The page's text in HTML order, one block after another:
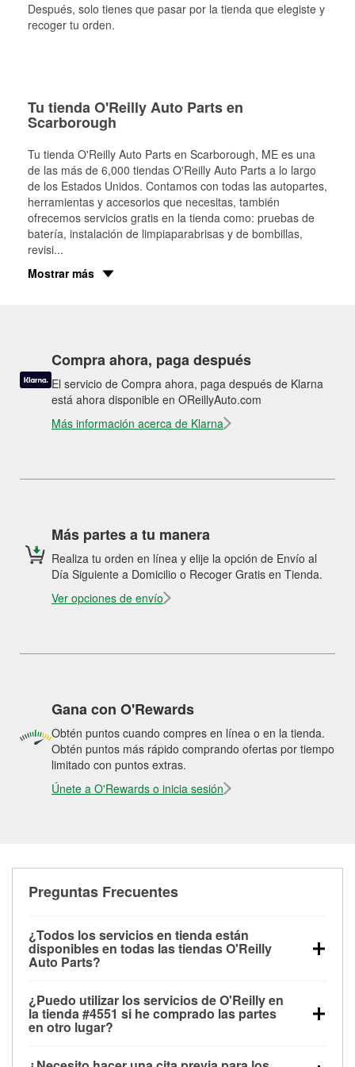
Después, solo tienes que pasar por la tienda que elegiste y
recoger tu orden.
Tu tienda O'Reilly Auto Parts en
Scarborough
Tu tienda O'Reilly Auto Parts en Scarborough, ME es una
de las más de 6,000 tiendas O'Reilly Auto Parts a lo largo
de los Estados Unidos. Contamos con todas las autopartes,
herramientas y accesorios que necesitas, también
ofrecemos servicios gratis en la tienda como: pruebas de
batería, instalación de limpiaparabrisas y de bombillas,
revisi...
Mostrar más
Compra ahora, paga después
El servicio de Compra ahora, paga después de Klarna
está ahora disponible en OReillyAuto.com
Más información acerca de Klarna
Más partes a tu manera
Realiza tu orden en línea y elije la opción de Envío al
Día Siguiente a Domicilio o Recoger Gratis en Tienda.
Ver opciones de envío
Gana con O'Rewards
Obtén puntos cuando compres en línea o en la tienda.
Obtén puntos más rápido comprando ofertas por tiempo
limitado con puntos extras.
Únete a O'Rewards o inicia sesión
Preguntas Frecuentes
¿Todos los servicios en tienda están
disponibles en todas las tiendas O'Reilly
Auto Parts?
las pruebas de batería, pruebas de alternador y
motor de arranque, revisión de la luz “Check Engine”
con O'Reilly VeriScan® e instalación de
limpiaparabrisas o bombillas, están disponibles en
¿Puedo utilizar los servicios de O'Reilly en
la tienda #4551 si he comprado las partes
en otro lugar?